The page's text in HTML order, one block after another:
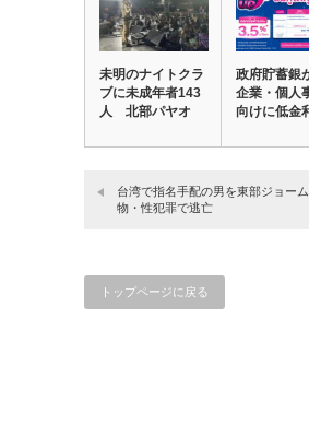
未明のナイトクラ
ブに未成年者143
人 北部パヤオ
政府貯蓄銀
企業・個人
向けに低金
台湾で指名手配の男を東部ジョー
物・性犯罪で逃亡
トップページに戻る